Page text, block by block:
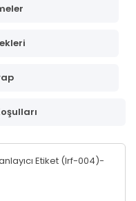
Etiket (lrf-004)-